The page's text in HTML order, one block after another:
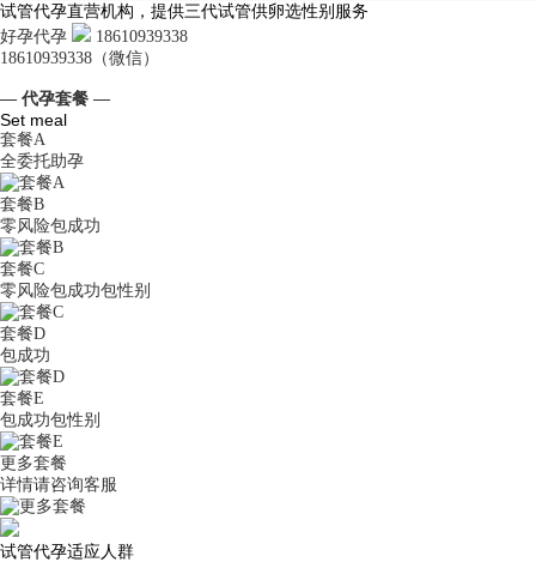
试管代孕直营机构，提供三代试管供卵选性别服务
好孕代孕
18610939338
18610939338（微信）
— 代孕套餐 —
Set meal
套餐A
全委托助孕
套餐B
零风险包成功
套餐C
零风险包成功包性别
套餐D
包成功
套餐E
包成功包性别
更多套餐
详情请咨询客服
试管代孕适应人群